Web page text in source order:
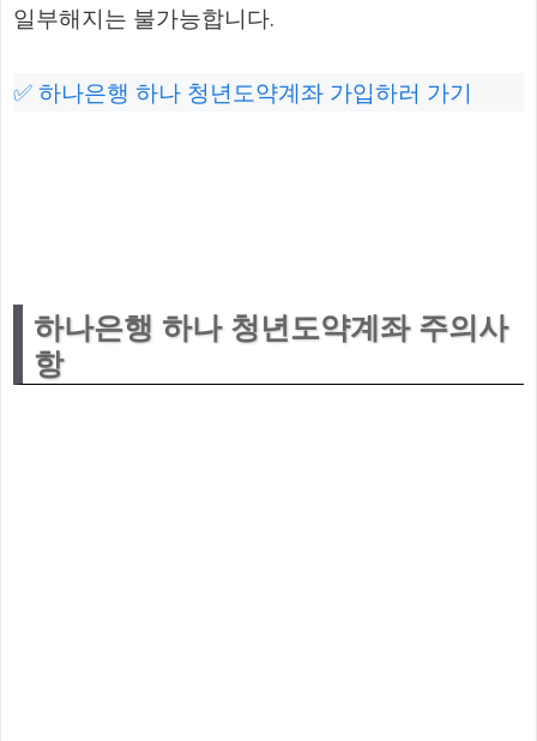
일부해지는 불가능합니다.
✅ 하나은행 하나 청년도약계좌 가입하러 가기
하나은행 하나 청년도약계좌 주의사
항